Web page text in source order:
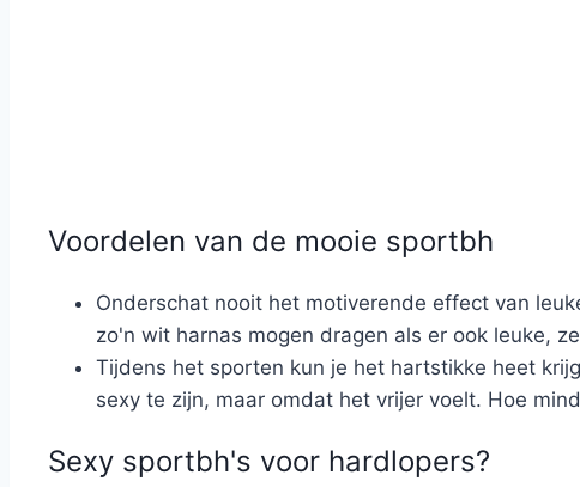
Voordelen van de mooie sportbh
Onderschat nooit het motiverende effect van
zo'n wit harnas mogen dragen als er ook leuke,
Tijdens het sporten kun je het hartstikke heet
sexy te zijn, maar omdat het vrijer voelt. Hoe
Sexy sportbh's voor hardlopers?